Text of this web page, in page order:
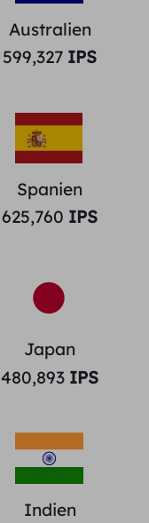
Australien
599,327 IPS
Spanien
625,760 IPS
Japan
480,893 IPS
Indien